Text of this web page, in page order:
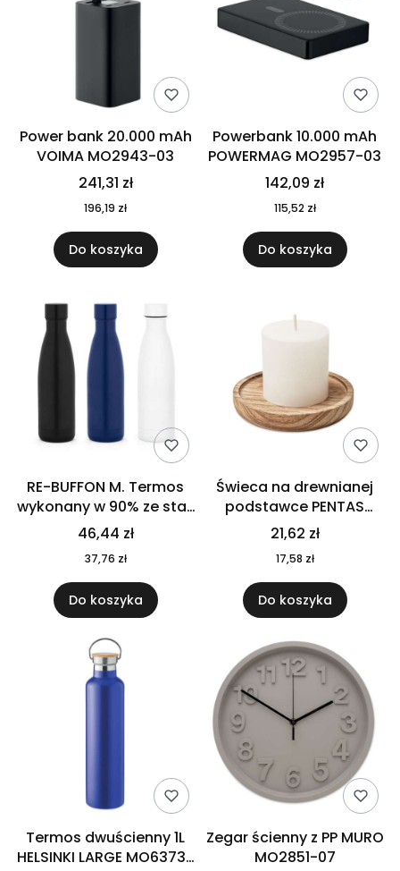
Power bank 20.000 mAh
VOIMA MO2943-03
241,31 zł
196,19 zł
Do koszyka
Powerbank 10.000 mAh
POWERMAG MO2957-03
142,09 zł
115,52 zł
Do koszyka
RE-BUFFON M. Termos
wykonany w 90% ze stali
nierdzewnej
pochodzącej z
recyklingu 520 ml 94294
46,44 zł
37,76 zł
Do koszyka
Świeca na drewnianej
podstawce PENTAS
MO6282-40
21,62 zł
17,58 zł
Do koszyka
Termos dwuścienny 1L
HELSINKI LARGE MO6373-
Zegar ścienny z PP MURO
MO2851-07